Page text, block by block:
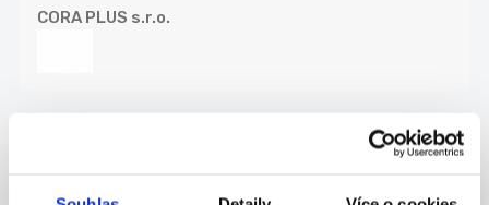
CORA PLUS s.r.o.
28.07.2026